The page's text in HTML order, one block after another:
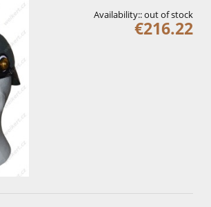
Availability::out of stock
€216.22